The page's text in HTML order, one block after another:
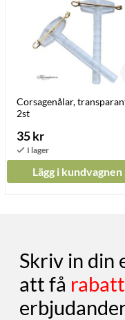
Corsagenålar,
2st
35 kr
Lägg i kundvagnen
Skriv in din
att få